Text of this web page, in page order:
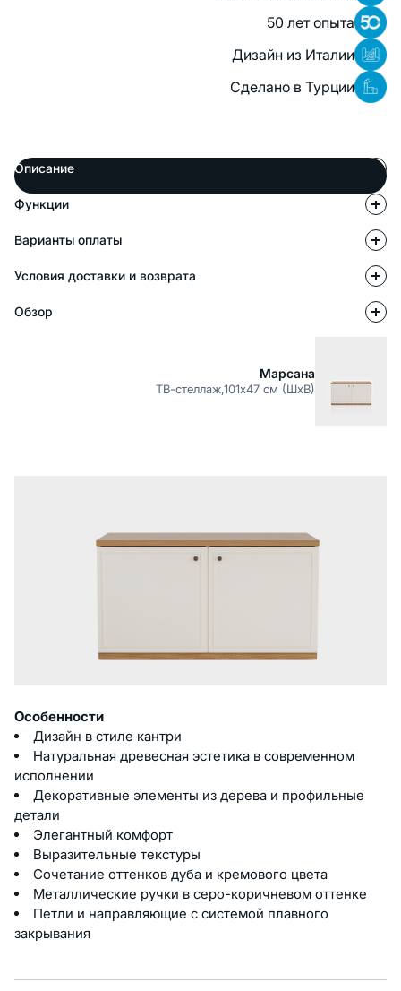
50 лет опыта
Дизайн из Италии
Сделано в Турции
Описание
Функции
Варианты оплаты
Условия доставки и возврата
Обзор
Марсана
ТВ-стеллаж,101x47 см (ШхВ)
Особенности
Дизайн в стиле кантри
Натуральная древесная эстетика в современном
исполнении
Декоративные элементы из дерева и профильные
детали
Элегантный комфорт
Выразительные текстуры
Сочетание оттенков дуба и кремового цвета
Металлические ручки в серо-коричневом оттенке
Петли и направляющие с системой плавного
закрывания